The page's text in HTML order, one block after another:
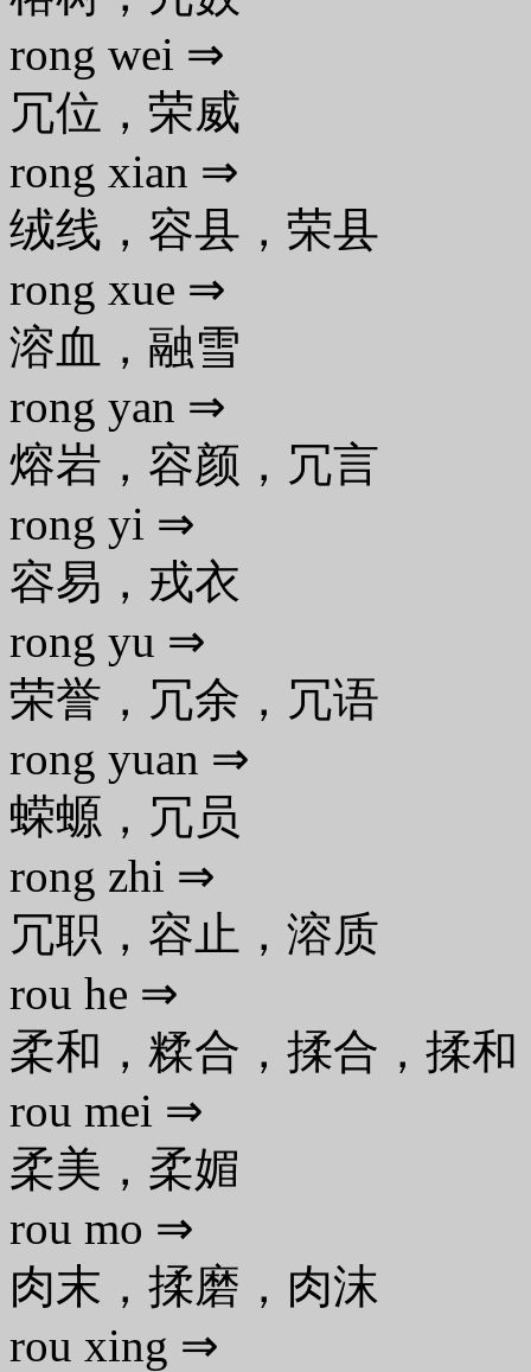
rong wei ⇒
冗位，荣威
rong xian ⇒
绒线，容县，荣县
rong xue ⇒
溶血，融雪
rong yan ⇒
熔岩，容颜，冗言
rong yi ⇒
容易，戎衣
rong yu ⇒
荣誉，冗余，冗语
rong yuan ⇒
蝾螈，冗员
rong zhi ⇒
冗职，容止，溶质
rou he ⇒
柔和，糅合，揉合，揉和
rou mei ⇒
柔美，柔媚
rou mo ⇒
肉末，揉磨，肉沫
rou xing ⇒